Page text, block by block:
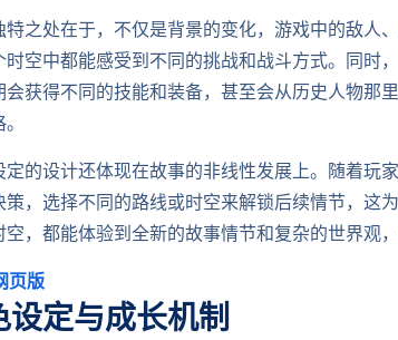
特之处在于，不仅是背景的变化，游戏中的敌人
空中都能感受到不同的挑战和战斗方式。同时
会获得不同的技能和装备，甚至会从历史人物那
的设计还体现在故事的非线性发展上。随着玩
，选择不同的路线或时空来解锁后续情节，这
，都能体验到全新的故事情节和复杂的世界观
页版
设定与成长机制